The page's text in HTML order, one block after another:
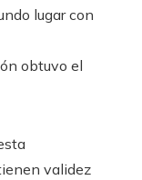
lugar con
obtuvo el
validez